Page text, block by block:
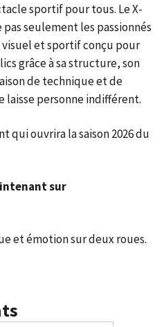
sportif pour tous. Le X-
seulement les passionnés
visuel et sportif conçu pour
grâce à sa structure, son
de technique et de
laisse personne indifférent.
qui ouvrira la saison 2026 du
sur
et émotion sur deux roues.